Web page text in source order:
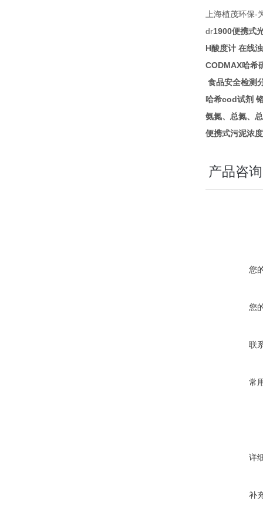
上海植茂环保-
dr1900便携式
H酸度计 在线
CODMAX哈希
食品安全检测
哈希cod试剂
氨氮、总氮、
便携式污泥浓
产品咨询
您
您
联
常
详
补